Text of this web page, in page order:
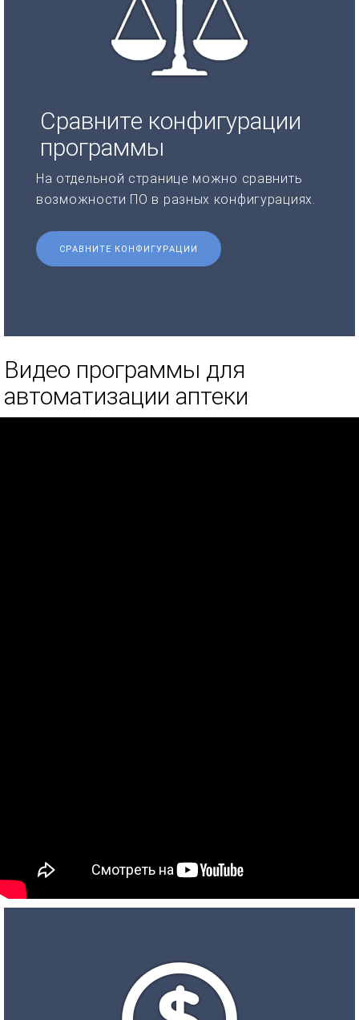
Сравните конфигурации
программы
На отдельной странице можно сравнить
возможности ПО в разных конфигурациях.
СРАВНИТЕ КОНФИГУРАЦИИ
Видео программы для
автоматизации аптеки